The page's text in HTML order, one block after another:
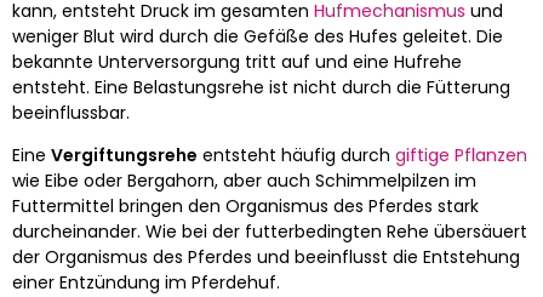
kann, entsteht Druck im gesamten Hufmechanismus und
weniger Blut wird durch die Gefäße des Hufes geleitet. Die
bekannte Unterversorgung tritt auf und eine Hufrehe
entsteht. Eine Belastungsrehe ist nicht durch die Fütterung
beeinflussbar.
Eine Vergiftungsrehe entsteht häufig durch giftige Pflanzen
wie Eibe oder Bergahorn, aber auch Schimmelpilzen im
Futtermittel bringen den Organismus des Pferdes stark
durcheinander. Wie bei der futterbedingten Rehe übersäuert
der Organismus des Pferdes und beeinflusst die Entstehung
einer Entzündung im Pferdehuf.